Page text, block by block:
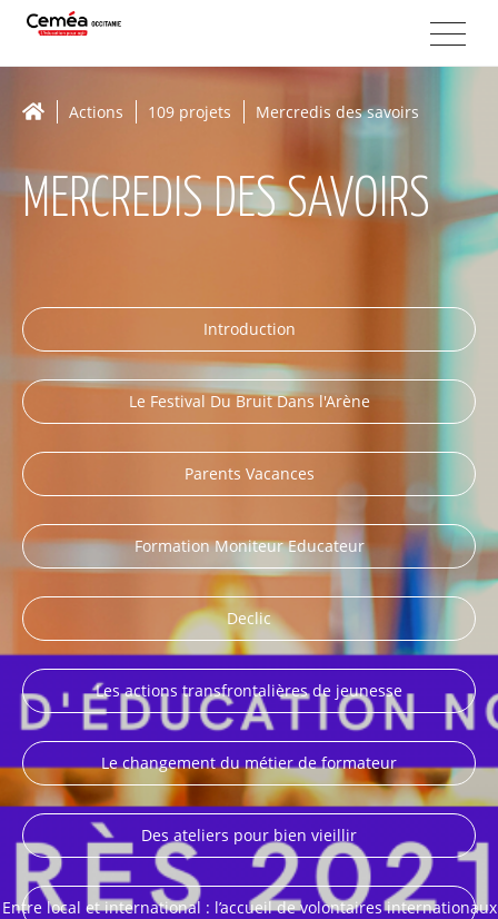
Actions 109 projets Mercredis des savoirs
MERCREDIS DES SAVOIRS
Introduction
Le Festival Du Bruit Dans l'Arène
Parents Vacances
Formation Moniteur Educateur
Declic
Les actions transfrontalières de jeunesse
Le changement du métier de formateur
Des ateliers pour bien vieillir
Entre local et international : l’accueil de volontaires internationaux